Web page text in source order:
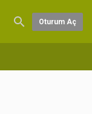
Oturum Aç